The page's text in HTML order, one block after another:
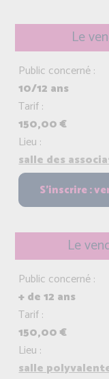
Le
Public concerné :
10/12 ans
Tarif :
150,00 €
Lieu :
salle des
Le
Public concerné :
+ de 12 ans
Tarif :
150,00 €
Lieu :
salle polyvalente